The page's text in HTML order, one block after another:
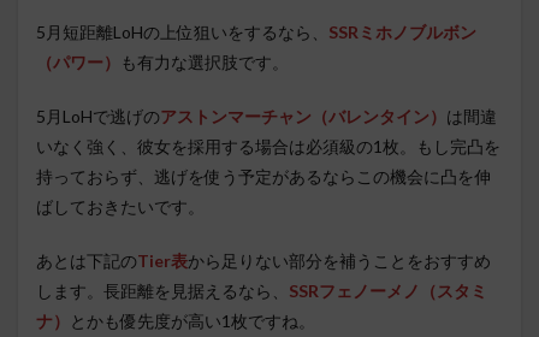
5月短距離LoHの上位狙いをするなら、 SSRミホノブルボン
（パワー）
も有力な選択肢です。
5月LoHで逃げのアストンマーチャン（バレンタイン） は間違
いなく強く、彼女を採用する場合は必須級の1枚。もし完凸を
持っておらず、逃げを使う予定があるならこの機会に凸を伸
ばしておきたいです。
あとは下記のTier表から足りない部分を補うことをおすすめ
します。長距離を見据えるなら、 SSRフェノーメノ（スタミ
ナ） とかも優先度が高い1枚ですね。